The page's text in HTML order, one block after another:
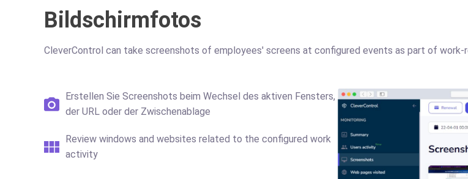
Bildschirmfotos
CleverControl can take screenshots of employees' screens at configured events as part of
Erstellen Sie Screenshots beim Wechsel des aktiven Fensters,
der URL oder der Zwischenablage
Review windows and websites related to the configured work
activity